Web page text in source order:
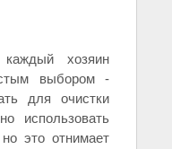
хозяин
выбором -
для очистки
использовать
это отнимает